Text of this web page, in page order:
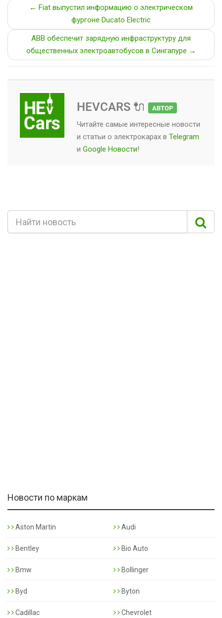
← Fiat выпустил информацию о электрическом
фургоне Ducato Electric
ABB обеспечит зарядную инфраструктуру для
общественных электроавтобусов в Сингапуре →
HEVCARS 🔌 АВТОР
Читайте самые интересные новости
и статьи о электрокарах в Telegram
и Google Новости!
Новости по маркам
Aston Martin Audi
Bentley Bio Auto
Bmw Bollinger
Byd Byton
Cadillac Chevrolet